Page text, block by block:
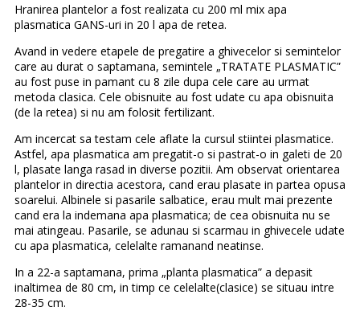
Hranirea plantelor a fost realizata cu 200 ml mix apa
plasmatica GANS-uri in 20 l apa de retea.
Avand in vedere etapele de pregatire a ghivecelor si semintelor
care au durat o saptamana, semintele „TRATATE PLASMATIC”
au fost puse in pamant cu 8 zile dupa cele care au urmat
metoda clasica. Cele obisnuite au fost udate cu apa obisnuita
(de la retea) si nu am folosit fertilizant.
Am incercat sa testam cele aflate la cursul stiintei plasmatice.
Astfel, apa plasmatica am pregatit-o si pastrat-o in galeti de 20
l, plasate langa rasad in diverse pozitii. Am observat orientarea
plantelor in directia acestora, cand erau plasate in partea opusa
soarelui. Albinele si pasarile salbatice, erau mult mai prezente
cand era la indemana apa plasmatica; de cea obisnuita nu se
mai atingeau. Pasarile, se adunau si scarmau in ghivecele udate
cu apa plasmatica, celelalte ramanand neatinse.
In a 22-a saptamana, prima „planta plasmatica” a depasit
inaltimea de 80 cm, in timp ce celelalte(clasice) se situau intre
28-35 cm.